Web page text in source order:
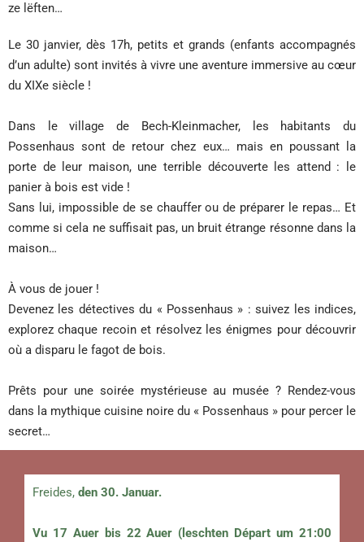
ze lëften…
Le 30 janvier, dès 17h, petits et grands (enfants accompagnés
d’un adulte) sont invités à vivre une aventure immersive au cœur
du XIXe siècle !
Dans le village de Bech-Kleinmacher, les habitants du
Possenhaus sont de retour chez eux… mais en poussant la
porte de leur maison, une terrible découverte les attend : le
panier à bois est vide !
Sans lui, impossible de se chauffer ou de préparer le repas… Et
comme si cela ne suffisait pas, un bruit étrange résonne dans la
maison…
À vous de jouer !
Devenez les détectives du « Possenhaus » : suivez les indices,
explorez chaque recoin et résolvez les énigmes pour découvrir
où a disparu le fagot de bois.
Prêts pour une soirée mystérieuse au musée ? Rendez-vous
dans la mythique cuisine noire du « Possenhaus » pour percer le
secret…
Freides, den 30. Januar.
Vu 17 Auer bis 22 Auer (leschten Départ um 21:00